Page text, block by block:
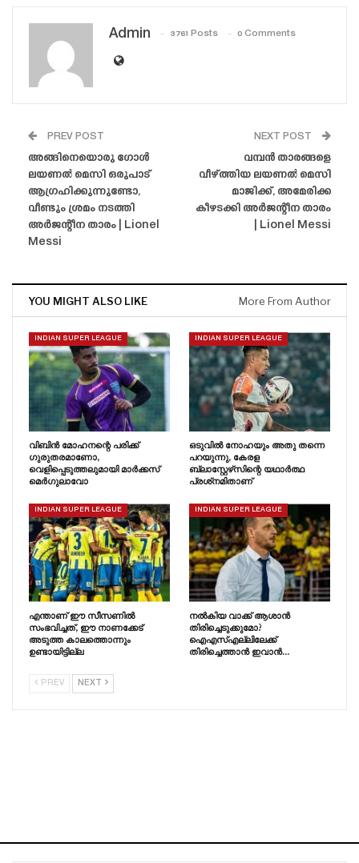
Admin 3761 Posts 0 Comments
PREV POST
അങ്ങിനെയൊരു ഗോൾ
ലയണൽ മെസി ഒരുപാട്
ആഗ്രഹിക്കുന്നുണ്ടോ,
വീണ്ടും ശ്രമം നടത്തി
അർജന്റീന താരം | Lionel
Messi
NEXT POST
വമ്പൻ താരങ്ങളെ
വീഴ്ത്തിയ ലയണൽ മെസി
മാജിക്ക്, അമേരിക്ക
കീഴടക്കി അർജന്റീന താരം
| Lionel Messi
YOU MIGHT ALSO LIKE More From Author
INDIAN SUPER LEAGUE
വിബിൻ മോഹനന്റെ പരിക്ക്
ഗുരുതരമാണോ,
വെളിപ്പെടുത്തലുമായി മാർക്കസ്
മെർഗുലാവോ
INDIAN SUPER LEAGUE
ഒടുവിൽ നോഹയും അതു തന്നെ
പറയുന്നു, കേരള
ബ്ലാസ്റ്റേഴ്‌സിന്റെ യഥാർത്ഥ
പ്രശ്‌നമിതാണ്
INDIAN SUPER LEAGUE
എന്താണ് ഈ സീസണിൽ
സംഭവിച്ചത്, ഈ നാണക്കേട്
അടുത്ത കാലത്തൊന്നും
ഉണ്ടായിട്ടില്ല
INDIAN SUPER LEAGUE
നൽകിയ വാക്ക് ആശാൻ
തിരിച്ചെടുക്കുമോ?
ഐഎസ്എല്ലിലേക്ക്
തിരിച്ചെത്താൻ ഇവാൻ…
PREV NEXT